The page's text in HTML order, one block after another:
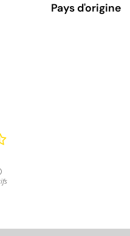
Pays d'origine